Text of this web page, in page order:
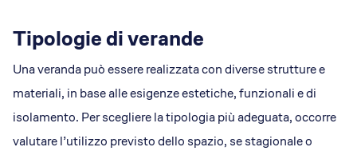
Tipologie di verande
Una veranda può essere realizzata con diverse strutture e
materiali, in base alle esigenze estetiche, funzionali e di
isolamento. Per scegliere la tipologia più adeguata, occorre
valutare l’utilizzo previsto dello spazio, se stagionale o